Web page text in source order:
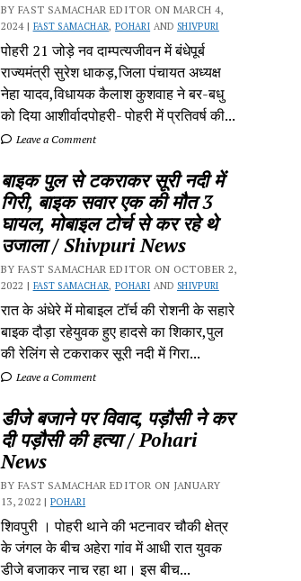
BY FAST SAMACHAR EDITOR ON MARCH 4,
2024 | FAST SAMACHAR, POHARI AND SHIVPURI
पोहरी 21 जोड़े नव दाम्पत्यजीवन में बंधेपूर्ब
राज्यमंत्री सुरेश धाकड़,जिला पंचायत अध्यक्ष
नेहा यादव,विधायक कैलाश कुशवाह ने बर-बधु
को दिया आशीर्वादपोहरी- पोहरी में प्रतिवर्ष की...
Leave a Comment
बाइक पुल से टकराकर सूरी नदी में
गिरी, बाइक सवार एक की मौत 3
घायल, मोबाइल टोर्च से कर रहे थे
उजाला / Shivpuri News
BY FAST SAMACHAR EDITOR ON OCTOBER 2,
2022 | FAST SAMACHAR, POHARI AND SHIVPURI
रात के अंधेरे में मोबाइल टॉर्च की रोशनी के सहारे
बाइक दौड़ा रहेयुवक हुए हादसे का शिकार,पुल
की रेलिंग से टकराकर सूरी नदी में गिरा...
Leave a Comment
डीजे बजाने पर विवाद, पड़ौसी ने कर
दी पड़ौसी की हत्या / Pohari
News
BY FAST SAMACHAR EDITOR ON JANUARY
13, 2022 | POHARI
शिवपुरी‎ । पोहरी थाने की भटनावर चौकी क्षेत्र‎
के जंगल के बीच अहेरा गांव में‎ आधी रात युवक
डीजे बजाकर‎ नाच रहा था। इस बीच...